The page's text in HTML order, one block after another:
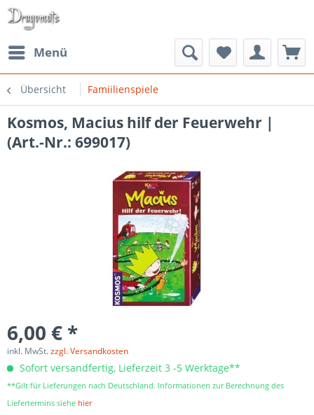
Menü
Übersicht Famiilienspiele
Kosmos, Macius hilf der Feuerwehr |
(Art.-Nr.: 699017)
6,00 € *
inkl. MwSt.zzgl. Versandkosten
Sofort versandfertig, Lieferzeit 3 -5 Werktage**
**Gilt für Lieferungen nach Deutschland. Informationen zur Berechnung des
Liefertermins siehe hier